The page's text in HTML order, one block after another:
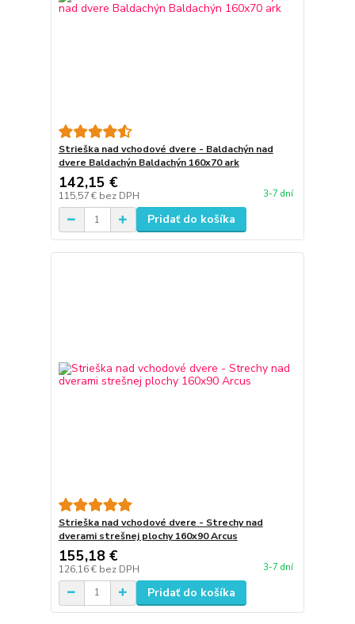
Strieška nad vchodové dvere - Baldachýn nad
dvere Baldachýn Baldachýn 160x70 ark
142,15 €
115,57 € bez DPH 3-7 dní
Pridať do košíka
Strieška nad vchodové dvere - Strechy nad
dverami strešnej plochy 160x90 Arcus
155,18 €
126,16 € bez DPH 3-7 dní
Pridať do košíka